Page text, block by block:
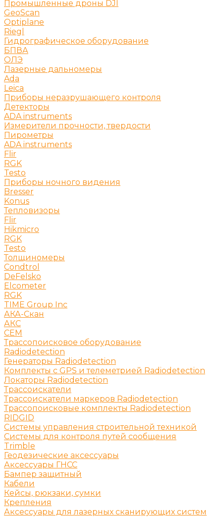
Промышленные дроны DJI
GeoScan
Optiplane
Riegl
Гидрографическое оборудование
БПВА
ОЛЭ
Лазерные дальномеры
Ada
Leica
Приборы неразрушающего контроля
Детекторы
ADA instruments
Измерители прочности, твердости
Пирометры
ADA instruments
Flir
RGK
Testo
Приборы ночного видения
Bresser
Konus
Тепловизоры
Flir
Hikmicro
RGK
Testo
Толщиномеры
Condtrol
DeFelsko
Elcometer
RGK
TIME Group Inc
АКА-Скан
АКС
СЕМ
Трассопоисковое оборудование
Radiodetection
Генераторы Radiodetection
Комплекты с GPS и телеметрией Radiodetection
Локаторы Radiodetection
Трассоискатели
Трассоискатели маркеров Radiodetection
Трассопоисковые комплекты Radiodetection
RIDGID
Системы управления строительной техникой
Системы для контроля путей сообщения
Trimble
Геодезические аксессуары
Аксессуары ГНСС
Бампер защитный
Кабели
Кейсы, рюкзаки, сумки
Крепления
Аксессуары для лазерных сканирующих систем